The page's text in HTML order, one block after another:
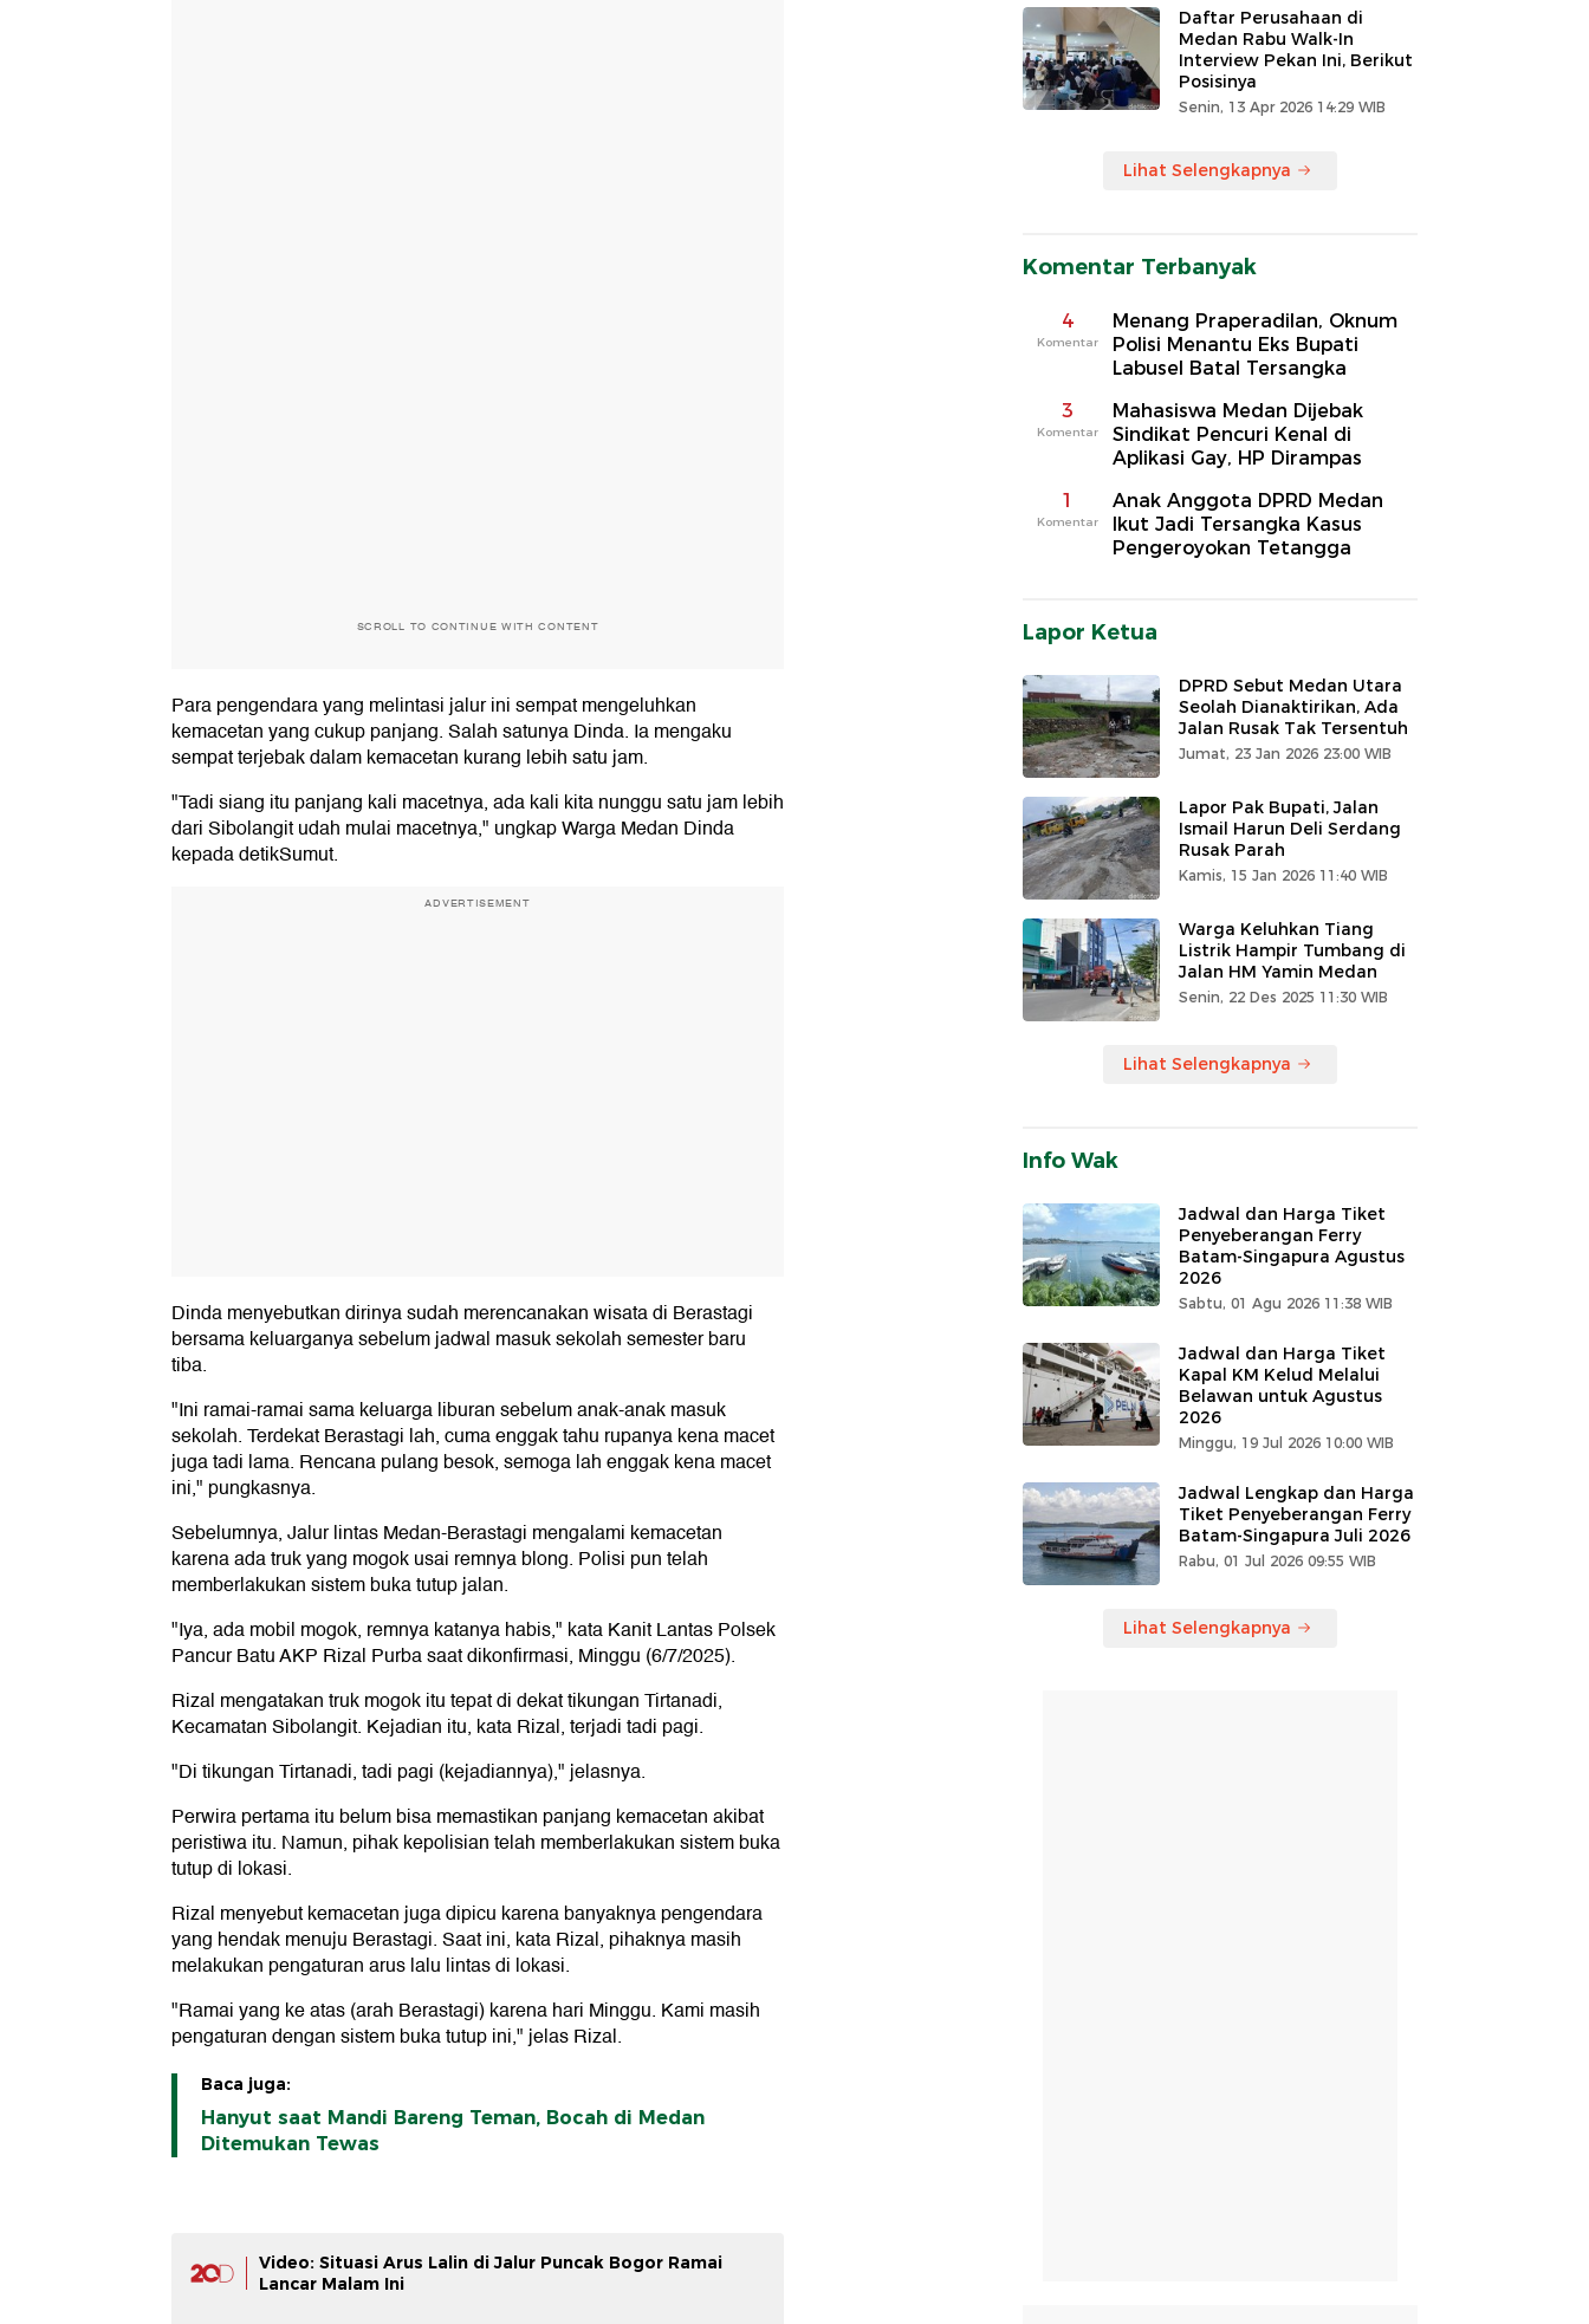
SCROLL TO CONTINUE WITH CONTENT
Para pengendara yang melintasi jalur ini sempat mengeluhkan
kemacetan yang cukup panjang. Salah satunya Dinda. Ia mengaku
sempat terjebak dalam kemacetan kurang lebih satu jam.
"Tadi siang itu panjang kali macetnya, ada kali kita nunggu satu jam lebih
dari Sibolangit udah mulai macetnya," ungkap Warga Medan Dinda
kepada detikSumut.
ADVERTISEMENT
Dinda menyebutkan dirinya sudah merencanakan wisata di Berastagi
bersama keluarganya sebelum jadwal masuk sekolah semester baru
tiba.
"Ini ramai-ramai sama keluarga liburan sebelum anak-anak masuk
sekolah. Terdekat Berastagi lah, cuma enggak tahu rupanya kena macet
juga tadi lama. Rencana pulang besok, semoga lah enggak kena macet
ini," pungkasnya.
Sebelumnya, Jalur lintas Medan-Berastagi mengalami kemacetan
karena ada truk yang mogok usai remnya blong. Polisi pun telah
memberlakukan sistem buka tutup jalan.
"Iya, ada mobil mogok, remnya katanya habis," kata Kanit Lantas Polsek
Pancur Batu AKP Rizal Purba saat dikonfirmasi, Minggu (6/7/2025).
Rizal mengatakan truk mogok itu tepat di dekat tikungan Tirtanadi,
Kecamatan Sibolangit. Kejadian itu, kata Rizal, terjadi tadi pagi.
"Di tikungan Tirtanadi, tadi pagi (kejadiannya)," jelasnya.
Perwira pertama itu belum bisa memastikan panjang kemacetan akibat
peristiwa itu. Namun, pihak kepolisian telah memberlakukan sistem buka
tutup di lokasi.
Rizal menyebut kemacetan juga dipicu karena banyaknya pengendara
yang hendak menuju Berastagi. Saat ini, kata Rizal, pihaknya masih
melakukan pengaturan arus lalu lintas di lokasi.
"Ramai yang ke atas (arah Berastagi) karena hari Minggu. Kami masih
pengaturan dengan sistem buka tutup ini," jelas Rizal.
Baca juga:
Hanyut saat Mandi Bareng Teman, Bocah di Medan
Ditemukan Tewas
Video: Situasi Arus Lalin di Jalur Puncak Bogor Ramai
Lancar Malam Ini
Daftar Perusahaan di
Medan Rabu Walk-In
Interview Pekan Ini, Berikut
Posisinya
Senin, 13 Apr 2026 14:29 WIB
Lihat Selengkapnya
Komentar Terbanyak
4
Komentar
Menang Praperadilan, Oknum
Polisi Menantu Eks Bupati
Labusel Batal Tersangka
3
Komentar
Mahasiswa Medan Dijebak
Sindikat Pencuri Kenal di
Aplikasi Gay, HP Dirampas
1
Komentar
Anak Anggota DPRD Medan
Ikut Jadi Tersangka Kasus
Pengeroyokan Tetangga
Lapor Ketua
DPRD Sebut Medan Utara
Seolah Dianaktirikan, Ada
Jalan Rusak Tak Tersentuh
Jumat, 23 Jan 2026 23:00 WIB
Lapor Pak Bupati, Jalan
Ismail Harun Deli Serdang
Rusak Parah
Kamis, 15 Jan 2026 11:40 WIB
Warga Keluhkan Tiang
Listrik Hampir Tumbang di
Jalan HM Yamin Medan
Senin, 22 Des 2025 11:30 WIB
Lihat Selengkapnya
Info Wak
Jadwal dan Harga Tiket
Penyeberangan Ferry
Batam-Singapura Agustus
2026
Sabtu, 01 Agu 2026 11:38 WIB
Jadwal dan Harga Tiket
Kapal KM Kelud Melalui
Belawan untuk Agustus
2026
Minggu, 19 Jul 2026 10:00 WIB
Jadwal Lengkap dan Harga
Tiket Penyeberangan Ferry
Batam-Singapura Juli 2026
Rabu, 01 Jul 2026 09:55 WIB
Lihat Selengkapnya